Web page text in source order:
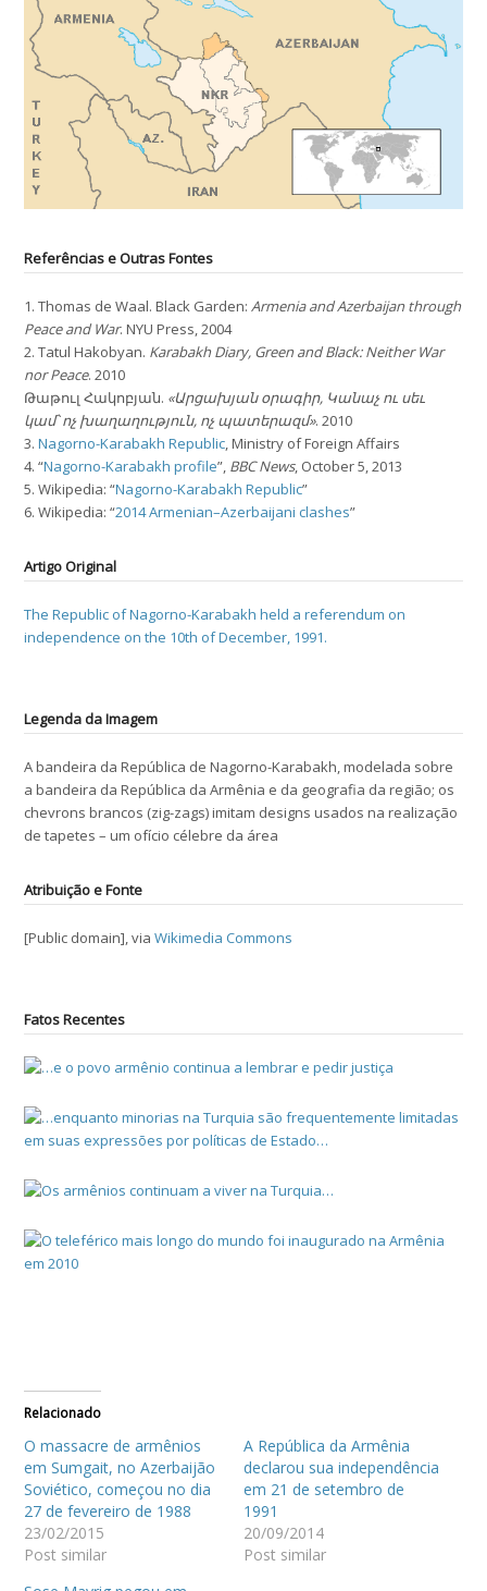
Referências e Outras Fontes
1. Thomas de Waal. Black Garden:Armenia and Azerbaijan through
Peace and War. NYU Press, 2004
2. Tatul Hakobyan. Karabakh Diary, Green and Black: Neither War
nor Peace. 2010
Թաթուլ Հակոբյան. «Արցախյան օրագիր, Կանաչ ու սեւ
կամ՝ ոչ խաղաղություն, ոչ պատերազմ». 2010
3.Nagorno-Karabakh Republic, Ministry of Foreign Affairs
4. “Nagorno-Karabakh profile”, BBC News, October 5, 2013
5. Wikipedia: “Nagorno-Karabakh Republic”
6. Wikipedia: “2014 Armenian–Azerbaijani clashes”
Artigo Original
The Republic of Nagorno-Karabakh held a referendum on
independence on the 10th of December, 1991.
Legenda da Imagem
A bandeira da República de Nagorno-Karabakh, modelada sobre
a bandeira da República da Armênia e da geografia da região; os
chevrons brancos (zig-zags) imitam designs usados na realização
de tapetes – um ofício célebre da área
Atribuição e Fonte
[Public domain], viaWikimedia Commons
Fatos Recentes
Relacionado
O massacre de armênios
em Sumgait, no Azerbaijão
Soviético, começou no dia
27 de fevereiro de 1988
23/02/2015
Post similar
A República da Armênia
declarou sua independência
em 21 de setembro de
1991
20/09/2014
Post similar